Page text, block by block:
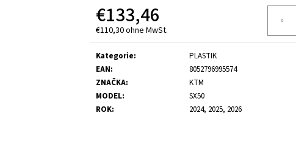
€133,46
€110,30 ohne MwSt.
Verkaufspreis:
Kategorie:
PLASTIK
EAN:
8052796995574
ZNAČKA:
KTM
MODEL:
SX50
ROK: 2024, 2025, 2026